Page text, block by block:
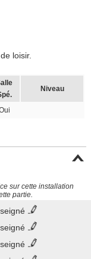
loisir.
Niveau
sur cette installation
partie.